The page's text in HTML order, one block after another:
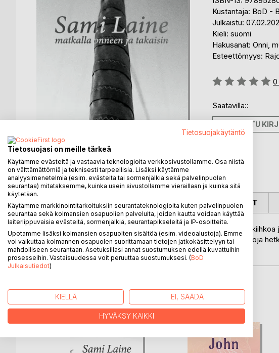
Kustantaja: BoD -
Julkaistu:
Kieli: suomi
Hakusanat: Onni,
Esteettömyys:
Arvostelu::
0
Saatavilla::
PAINETTU
KUVAUS
Runoja ihmisen matkasta elämän aallokoissa. Iloja, suruja,
Uskoa rakkauteen. Valmistautumista pettymykseen. Muistoja
kokemista. Ikuista matkaa kohti onnea ja paluuta takaisin.
KIRJAILIJA LEHDISTÖARVOSTELUT
LISÄÄ KIRJOJA BoD:LLA
Tietosuojakäytäntö
Tietosuojasi on meille tärkeä
Käytämme evästeitä ja vastaavia teknologioita verkkosivustollamme. Osa niistä
on välttämättömiä ja teknisesti tarpeellisia. Lisäksi käytämme
analyysimenetelmiä (esim. evästeitä tai sormenjälkiä sekä palvelinpuolen
seurantaa) mitataksemme, kuinka usein sivustollamme vieraillaan ja kuinka sitä
käytetään.
Käytämme markkinointitarkoituksiin seurantateknologioita kuten palvelinpuolen
seurantaa sekä kolmansien osapuolien palveluita, joiden kautta voidaan käyttää
laiteriippuvaisia evästeitä, sormenjälkiä, seurantapikseleitä ja IP-osoitteita.
Upotamme lisäksi kolmansien osapuolten sisältöä (esim. videoalustoja). Emme
voi vaikuttaa kolmannen osapuolen suorittamaan tietojen jatkokäsittelyyn tai
mahdolliseen seurantaan. Asetuksillasi annat suostumuksen edellä kuvattuihin
prosesseihin. Vastaisuudessa voit peruuttaa suostumuksesi. (BoD
Julkaisutiedot)
KIELLÄ EI, SÄÄDÄ
HYVÄKSY KAIKKI